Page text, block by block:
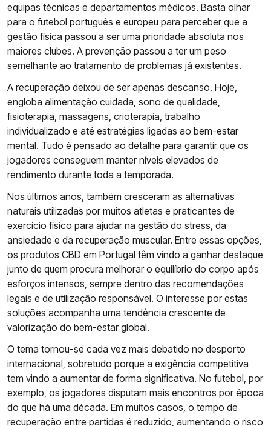
equipas técnicas e departamentos médicos. Basta olhar
para o futebol português e europeu para perceber que a
gestão física passou a ser uma prioridade absoluta nos
maiores clubes. A prevenção passou a ter um peso
semelhante ao tratamento de problemas já existentes.
A recuperação deixou de ser apenas descanso. Hoje,
engloba alimentação cuidada, sono de qualidade,
fisioterapia, massagens, crioterapia, trabalho
individualizado e até estratégias ligadas ao bem-estar
mental. Tudo é pensado ao detalhe para garantir que os
jogadores conseguem manter níveis elevados de
rendimento durante toda a temporada.
Nos últimos anos, também cresceram as alternativas
naturais utilizadas por muitos atletas e praticantes de
exercício físico para ajudar na gestão do stress, da
ansiedade e da recuperação muscular. Entre essas opções,
os produtos CBD em Portugal têm vindo a ganhar destaque
junto de quem procura melhorar o equilíbrio do corpo após
esforços intensos, sempre dentro das recomendações
legais e de utilização responsável. O interesse por estas
soluções acompanha uma tendência crescente de
valorização do bem-estar global.
O tema tornou-se cada vez mais debatido no desporto
internacional, sobretudo porque a exigência competitiva
tem vindo a aumentar de forma significativa. No futebol, por
exemplo, os jogadores disputam mais encontros por época
do que há uma década. Em muitos casos, o tempo de
recuperação entre partidas é reduzido, aumentando o risco